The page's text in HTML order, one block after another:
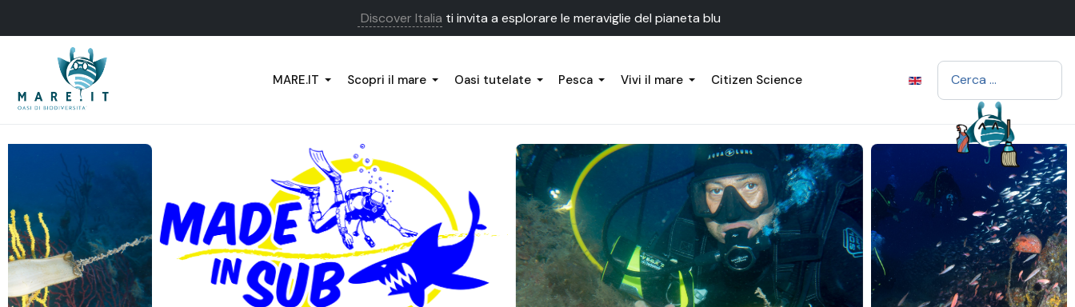
Discover Italia ti invita a esplorare le meraviglie del pianeta blu
MARE.IT Scopri il mare Oasi tutelate Pesca Vivi il mare Citizen Science
Cerca